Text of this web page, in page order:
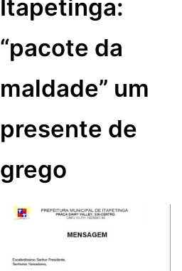
Itapetinga:
“pacote da
maldade” um
presente de
grego